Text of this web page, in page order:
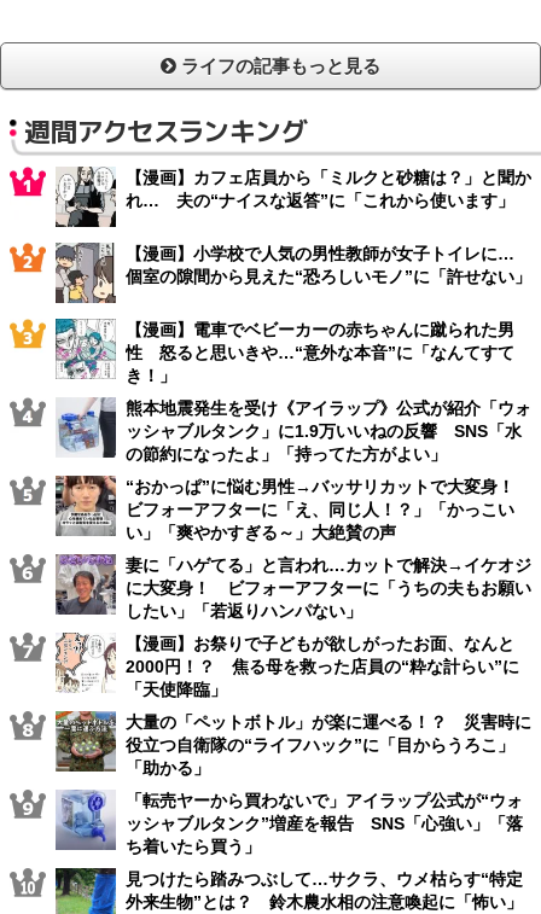
ライフの記事もっと見る
週間アクセスランキング
【漫画】カフェ店員から「ミルクと砂糖は？」と聞か
れ… 夫の“ナイスな返答”に「これから使います」
【漫画】小学校で人気の男性教師が女子トイレに…
個室の隙間から見えた“恐ろしいモノ”に「許せない」
【漫画】電車でベビーカーの赤ちゃんに蹴られた男
性 怒ると思いきや…“意外な本音”に「なんてすて
き！」
熊本地震発生を受け《アイラップ》公式が紹介「ウォ
ッシャブルタンク」に1.9万いいねの反響 SNS「水
の節約になったよ」「持ってた方がよい」
“おかっぱ”に悩む男性→バッサリカットで大変身！
ビフォーアフターに「え、同じ人！？」「かっこい
い」「爽やかすぎる～」大絶賛の声
妻に「ハゲてる」と言われ…カットで解決→イケオジ
に大変身！ ビフォーアフターに「うちの夫もお願い
したい」「若返りハンパない」
【漫画】お祭りで子どもが欲しがったお面、なんと
2000円！？ 焦る母を救った店員の“粋な計らい”に
「天使降臨」
大量の「ペットボトル」が楽に運べる！？ 災害時に
役立つ自衛隊の“ライフハック”に「目からうろこ」
「助かる」
「転売ヤーから買わないで」アイラップ公式が“ウォ
ッシャブルタンク”増産を報告 SNS「心強い」「落
ち着いたら買う」
見つけたら踏みつぶして…サクラ、ウメ枯らす“特定
外来生物”とは？ 鈴木農水相の注意喚起に「怖い」